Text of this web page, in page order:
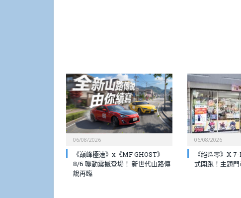
06/08/2026
《巔峰極速》x《MF GHOST》
8/6 聯動震撼登場！ 新世代山路傳
說再臨
06/08/2026
《絕區零》X
式開跑！主題